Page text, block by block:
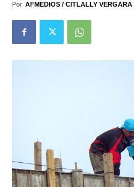
Por AFMEDIOS / CITLALLY VERGARA